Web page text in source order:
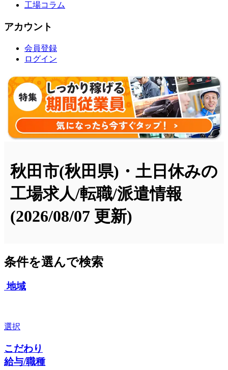
工場コラム
アカウント
会員登録
ログイン
秋田市(秋田県)・土日休みの
工場求人/転職/派遣情報
(2026/08/07 更新)
条件を選んで検索
地域
選択
こだわり
給与/職種